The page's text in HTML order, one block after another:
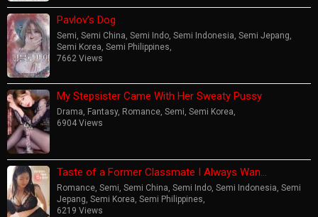
Pavlov’s Dog
Semi, Semi China, Semi Indo, Semi Indonesia, Semi Jepang,
Semi Korea, Semi Philippines,
7662 Views
My Stepsister Came With Her Sweaty Pussy
Drama, Fantasy, Romance, Semi, Semi Korea,
6904 Views
Taste of a Former Classmate I Always Wan…
Romance, Semi, Semi China, Semi Indo, Semi Indonesia, Semi
Jepang, Semi Korea, Semi Philippines,
6219 Views